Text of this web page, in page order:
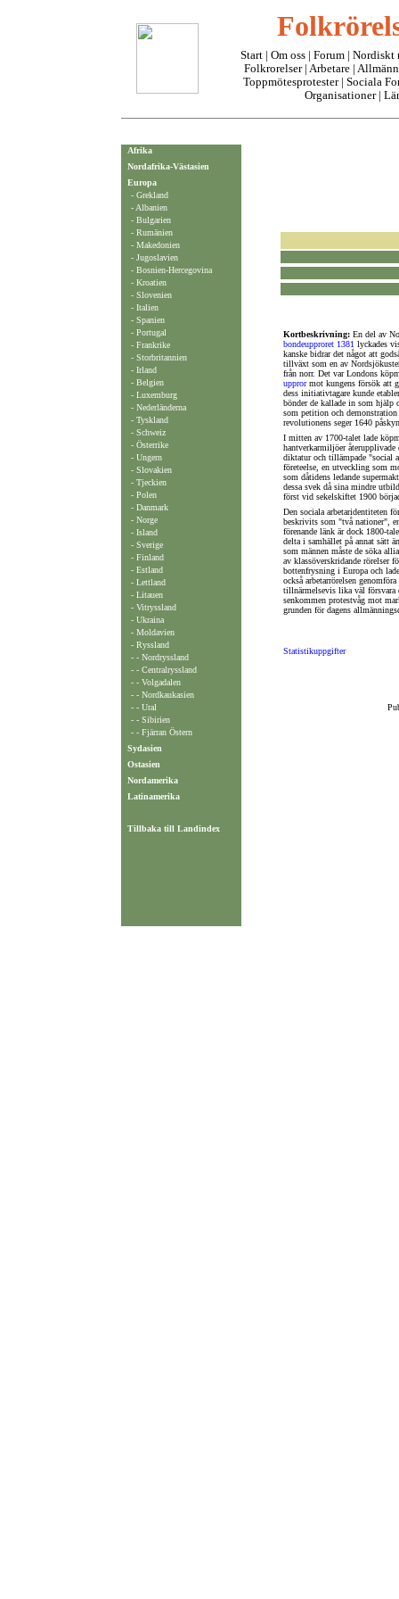
Start Om oss | Forum | Nordiskt
Folkrorelser| Arbetare
Toppmötesprotester| Sociala
Organisationer|
Afrika
Nordafrika-Västasien
Europa
- Grekland
- Albanien
- Bulgarien
- Rumänien
- Makedonien
- Jugoslavien
- Bosnien-Hercegovina
- Kroatien
- Slovenien
- Italien
- Spanien
- Portugal
- Frankrike
- Storbritannien
- Irland
- Belgien
- Luxemburg
- Nederländerna
- Tyskland
- Schweiz
- Österrike
- Ungern
- Slovakien
- Tjeckien
- Polen
- Danmark
- Norge
- Island
- Sverige
- Finland
- Estland
- Lettland
- Litauen
- Vitryssland
- Ukraina
- Moldavien
- Ryssland
- - Nordryssland
- - Centralryssland
- - Volgadalen
- - Nordkaukasien
- - Ural
- - Sibirien
- - Fjärran Östern
Sydasien
Ostasien
Nordamerika
Latinamerika
Tillbaka till Landindex
Kortbeskrivning: En del av
bondeupproret 1381 lyckades
kanske bidrar det något att
tillväxt som en av
från norr. Det var Londons
upprormot kungens försök att
dess initiativtagare kunde
bönder de kallade in som hjälp
som petition och
revolutionens seger 1640
I mitten av 1700-talet lade
hantverkarmiljöer
diktatur och tillämpade "social
företeelse, en utveckling som
som dåtidens ledande
dessa svek då sina mindre
först vid sekelskiftet 1900
Den sociala arbetaridentiteten
beskrivits som "två nationer",
förenande länk är dock 1800-
delta i samhället på annat sätt
som männen måste de söka
av klassöverskridande rörelser
bottenfrysning i Europa och
också arbetarrörelsen
tillnärmelsevis lika väl försvara
senkommen protestvåg mot
grunden för dagens
Statistikuppgifter